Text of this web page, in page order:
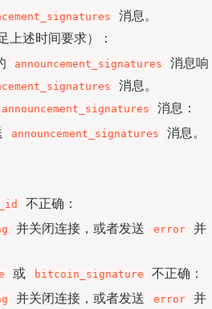
消息。
上述时间要求）：
announcement_signatures
消息响
消息。
announcement_signatures
消息：
announcement_signatures 消息。
不正确：
并关闭连接，或者发送 error
并
或 bitcoin_signature
不正确：
并关闭连接，或者发送 error
并